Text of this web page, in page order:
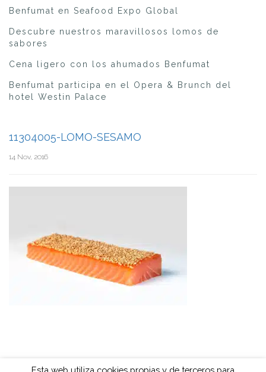
Benfumat en Seafood Expo Global
Descubre nuestros maravillosos lomos de
sabores
Cena ligero con los ahumados Benfumat
Benfumat participa en el Opera & Brunch del
hotel Westin Palace
11304005-LOMO-SESAMO
14 Nov, 2016
Esta web utiliza cookies propias y de terceros para